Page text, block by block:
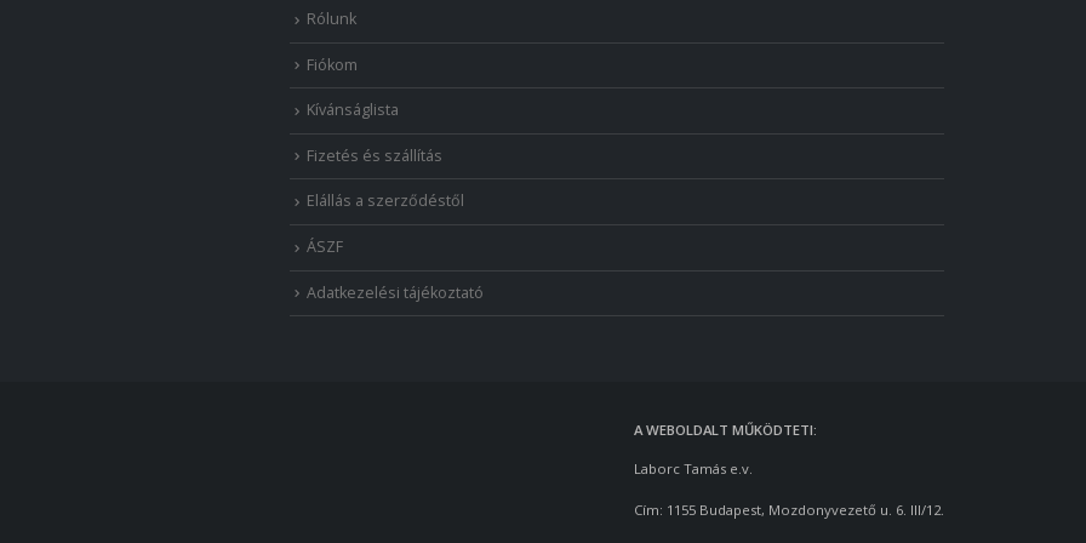
Rólunk
Fiókom
Kívánságlista
Fizetés és szállítás
Elállás a szerződéstől
ÁSZF
Adatkezelési tájékoztató
A WEBOLDALT MŰKÖDTETI:
Laborc Tamás e.v.
Cím: 1155 Budapest, Mozdonyvezető u. 6. III/12.